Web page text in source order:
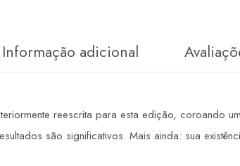
Informação adicional
reescrita para esta edição, coroando
são significativos. Mais ainda: sua